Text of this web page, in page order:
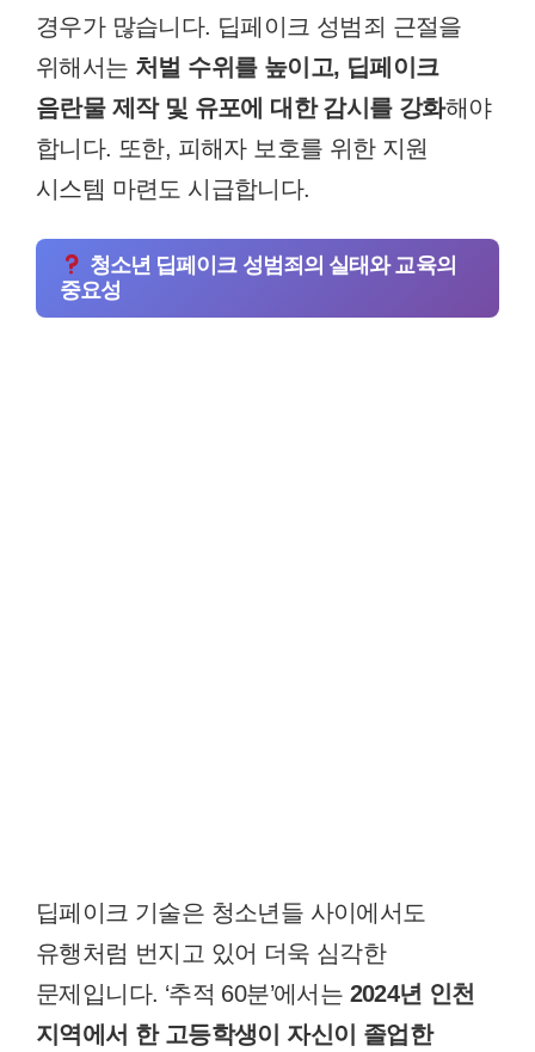
경우가 많습니다. 딥페이크 성범죄 근절을
위해서는 처벌 수위를 높이고, 딥페이크
음란물 제작 및 유포에 대한 감시를 강화해야
합니다. 또한, 피해자 보호를 위한 지원
시스템 마련도 시급합니다.
청소년 딥페이크 성범죄의 실태와 교육의
중요성
딥페이크 기술은 청소년들 사이에서도
유행처럼 번지고 있어 더욱 심각한
문제입니다. ‘추적 60분’에서는 2024년 인천
지역에서 한 고등학생이 자신이 졸업한